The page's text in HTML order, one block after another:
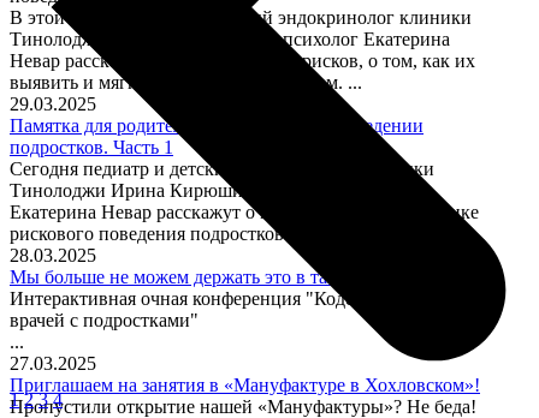
В этой части педиатр и детский эндокринолог клиники
Тинолоджи Ирина Кирюшина и психолог Екатерина
Невар расскажут о классификации рисков, о том, как их
выявить и мягко обсудить с подростком. ...
29.03.2025
Памятка для родителей о рискованном поведении
подростков. Часть 1
Сегодня педиатр и детский эндокринолог клиники
Тинолоджи Ирина Кирюшина и психолог
Екатерина Невар расскажут о причинах и профилактике
рискового поведения подростков. ...
28.03.2025
Мы больше не можем держать это в тайне!
Интерактивная очная конференция "Кодекс общения
врачей с подростками"
...
27.03.2025
Приглашаем на занятия в «Мануфактуре в Хохловском»!
Пропустили открытие нашей «Мануфактуры»? Не беда!
1 2 3 4